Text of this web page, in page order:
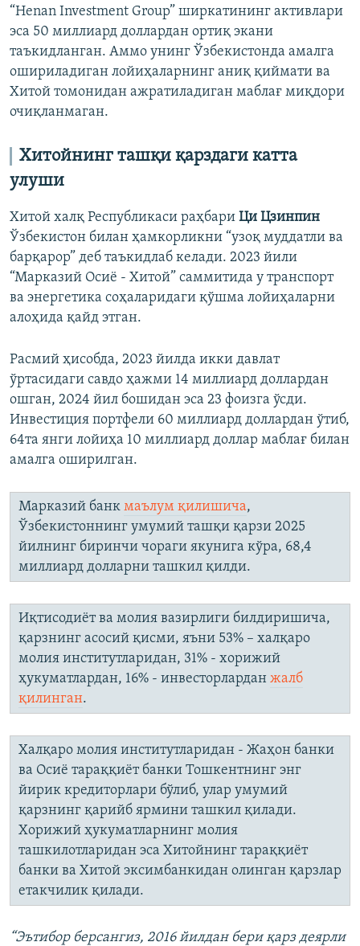
“Henan Investment Group” ширкатининг активлари
эса 50 миллиард доллардан ортиқ экани
таъкидланган. Аммо унинг Ўзбекистонда амалга
ошириладиган лойиҳаларнинг аниқ қиймати ва
Хитой томонидан ажратиладиган маблағ миқдори
очиқланмаган.
Хитойнинг ташқи қарздаги катта
улуши
Хитой халқ Республикаси раҳбари Ци Цзинпин
Ўзбекистон билан ҳамкорликни “узоқ муддатли ва
барқарор” деб таъкидлаб келади. 2023 йили
“Марказий Осиё - Хитой” саммитида у транспорт
ва энергетика соҳаларидаги қўшма лойиҳаларни
алоҳида қайд этган.
Расмий ҳисобда, 2023 йилда икки давлат
ўртасидаги савдо ҳажми 14 миллиард доллардан
ошган, 2024 йил бошидан эса 23 фоизга ўсди.
Инвестиция портфели 60 миллиард доллардан ўтиб,
64та янги лойиҳа 10 миллиард доллар маблағ билан
амалга оширилган.
Марказий банк маълум қилишича,
Ўзбекистоннинг умумий ташқи қарзи 2025
йилнинг биринчи чораги якунига кўра, 68,4
миллиард долларни ташкил қилди.
Иқтисодиёт ва молия вазирлиги билдиришича,
қарзнинг асосий қисми, яъни 53% – халқаро
молия институтларидан, 31% - хорижий
ҳукуматлардан, 16% - инвесторлардан жалб
қилинган.
Халқаро молия институтларидан - Жаҳон банки
ва Осиё тараққиёт банки Тошкентнинг энг
йирик кредиторлари бўлиб, улар умумий
қарзнинг қарийб ярмини ташкил қилади.
Хорижий ҳукуматларнинг молия
ташкилотларидан эса Хитойнинг тараққиёт
банки ва Хитой эксимбанкидан олинган қарзлар
етакчилик қилади.
“Эътибор берсангиз, 2016 йилдан бери қарз деярли